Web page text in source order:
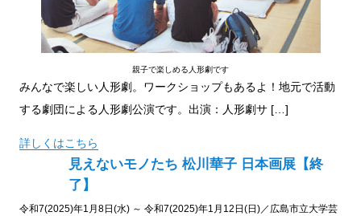
親子で楽しめる人形劇です
みんなで楽しい人形劇。ワークショップもあるよ！地元で活動
する劇団による人形劇公演です。出演：人形劇サ […]
詳しくはこちら
見えないモノたち 松川華子 日本画展【終
了】
令和7(2025)年1月8日(水) ～ 令和7(2025)年1月12日(日)／広島市立大学芸